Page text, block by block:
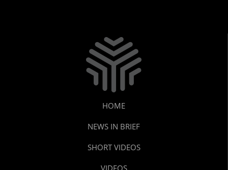
HOME
NEWS IN BRIEF
SHORT VIDEOS
VIDEOS